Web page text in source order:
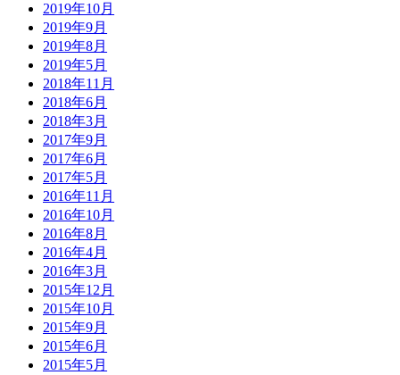
2019年10月
2019年9月
2019年8月
2019年5月
2018年11月
2018年6月
2018年3月
2017年9月
2017年6月
2017年5月
2016年11月
2016年10月
2016年8月
2016年4月
2016年3月
2015年12月
2015年10月
2015年9月
2015年6月
2015年5月